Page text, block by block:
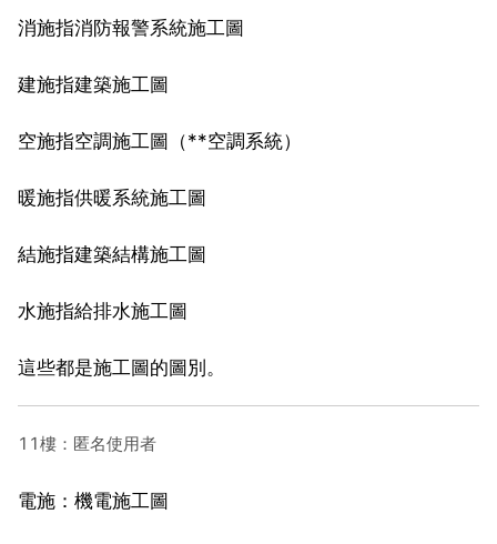
消施指消防報警系統施工圖
建施指建築施工圖
空施指空調施工圖（**空調系統）
暖施指供暖系統施工圖
結施指建築結構施工圖
水施指給排水施工圖
這些都是施工圖的圖別。
11樓：匿名使用者
電施：機電施工圖